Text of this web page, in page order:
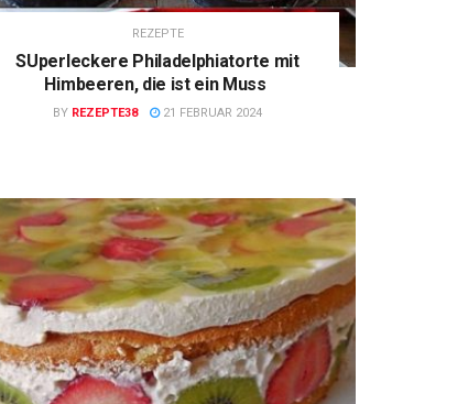
REZEPTE
SUperleckere Philadelphiatorte mit
Himbeeren, die ist ein Muss
BY REZEPTE38 21 FEBRUAR 2024